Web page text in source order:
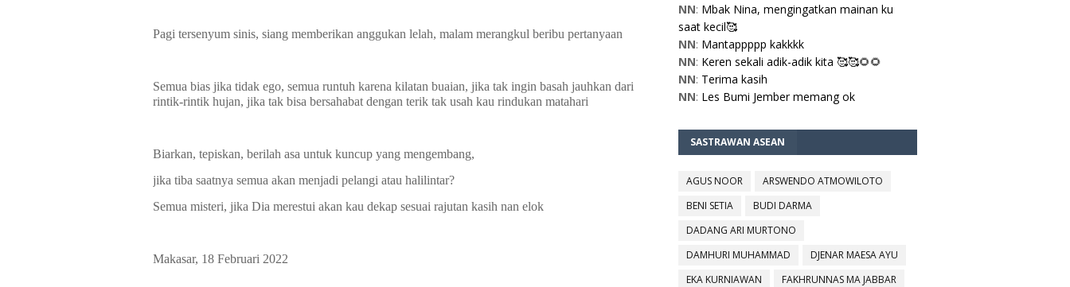
Pagi tersenyum sinis, siang memberikan anggukan lelah, malam merangkul beribu pertanyaan
Semua bias jika tidak ego, semua runtuh karena kilatan buaian, jika tak ingin basah jauhkan dari
rintik-rintik hujan, jika tak bisa bersahabat dengan terik tak usah kau rindukan matahari
Biarkan, tepiskan, berilah asa untuk kuncup yang mengembang,
jika tiba saatnya semua akan menjadi pelangi atau halilintar?
Semua misteri, jika Dia merestui akan kau dekap sesuai rajutan kasih nan elok
Makasar, 18 Februari 2022
NN: Mbak Nina, mengingatkan mainan ku
saat kecil🥰
NN: Mantappppp kakkkk
NN: Keren sekali adik-adik kita 🥰🥰🌻🌻
NN: Terima kasih
NN: Les Bumi Jember memang ok
SASTRAWAN ASEAN
AGUS NOOR
ARSWENDO ATMOWILOTO
BENI SETIA
BUDI DARMA
DADANG ARI MURTONO
DAMHURI MUHAMMAD
DJENAR MAESA AYU
EKA KURNIAWAN
FAKHRUNNAS MA JABBAR